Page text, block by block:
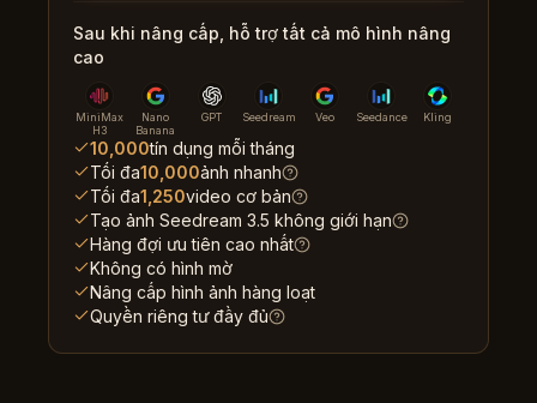
Sau khi nâng cấp, hỗ trợ tất cả mô hình nâng
cao
MiniMax
H3
Nano
Banana
GPT Seedream Veo Seedance Kling
10,000tín dụng mỗi tháng
Tối đa10,000ảnh nhanh
Tối đa1,250video cơ bản
Tạo ảnh Seedream 3.5 không giới hạn
Hàng đợi ưu tiên cao nhất
Không có hình mờ
Nâng cấp hình ảnh hàng loạt
Quyền riêng tư đầy đủ